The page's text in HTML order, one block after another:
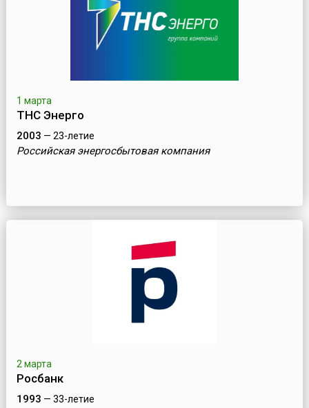
1 марта
ТНС Энерго
2003 — 23-летие
Российская энергосбытовая компания
2 марта
Росбанк
1993 — 33-летие